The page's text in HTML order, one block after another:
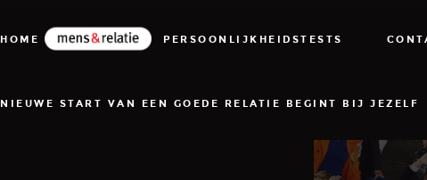
HOME BLOG PERSOONLIJKHEIDSTESTS
NIEUWE START VAN EEN GOEDE RELATIE BEGINT BIJ JEZELF